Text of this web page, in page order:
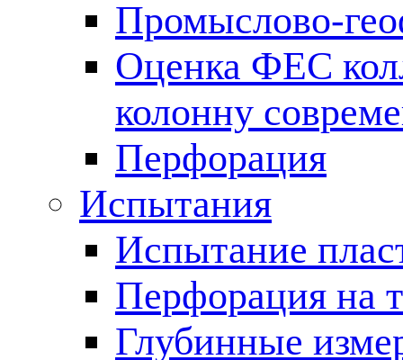
Промыслово-
Оценка ФЕС
колонну
Перфорация
Испытания
Испытание
Перфорация на
Глубинные